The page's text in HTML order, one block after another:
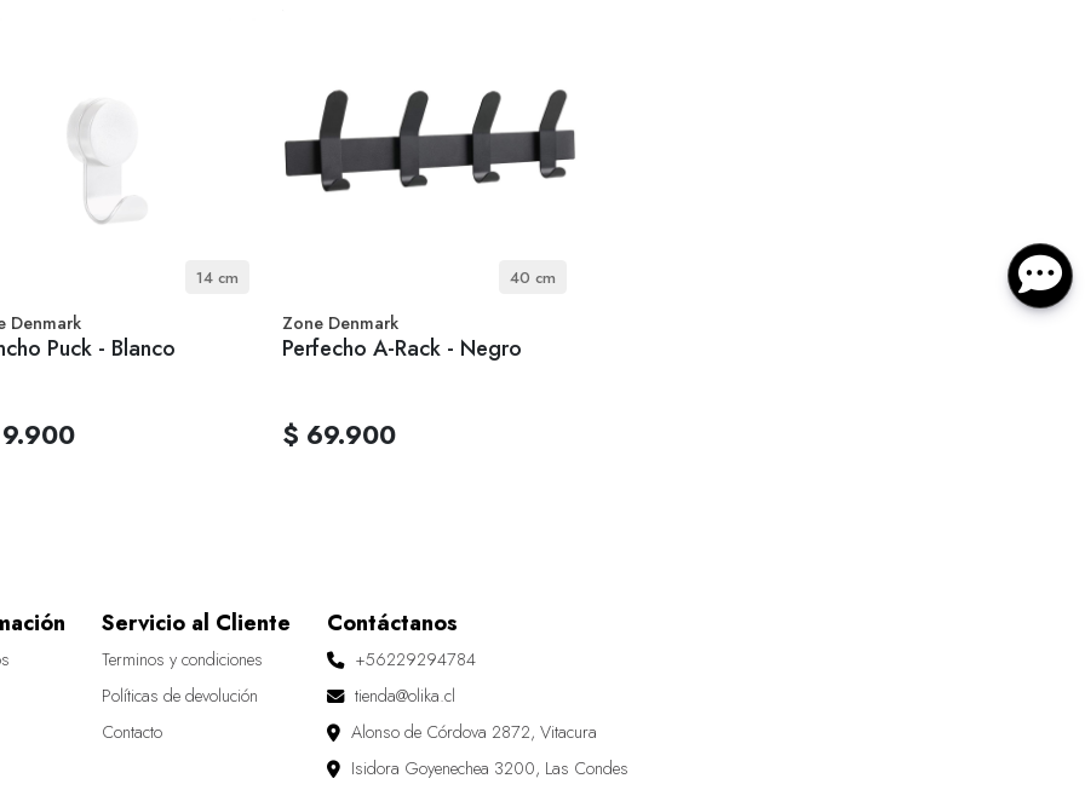
14 cm
Denmark
Puck - Blanco
40 cm
Zone Denmark
Perfecho A-Rack - Negro
$ 69.900
Servicio al Cliente
Terminos y condiciones
Políticas de devolución
Contacto
Contáctanos
+56229294784
tienda@olika.cl
Alonso de Córdova 2872, Vitacura
Isidora Goyenechea 3200, Las Condes